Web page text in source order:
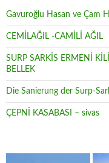
Gavuroğlu Hasan ve Çam
CEMİLAĞIL -CAMİLİ AĞIL
SURP SARKİS ERMENİ
BELLEK
Die Sanierung der Surp-
ÇEPNİ KASABASI – sivas